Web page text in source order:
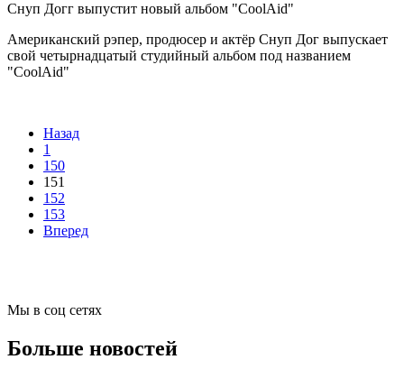
Снуп Догг выпустит новый альбом "CoolAid"
Американский рэпер, продюсер и актёр Снуп Дог выпускает
свой четырнадцатый студийный альбом под названием
"CoolAid"
Назад
1
150
151
152
153
Вперед
Мы в соц сетях
Больше новостей